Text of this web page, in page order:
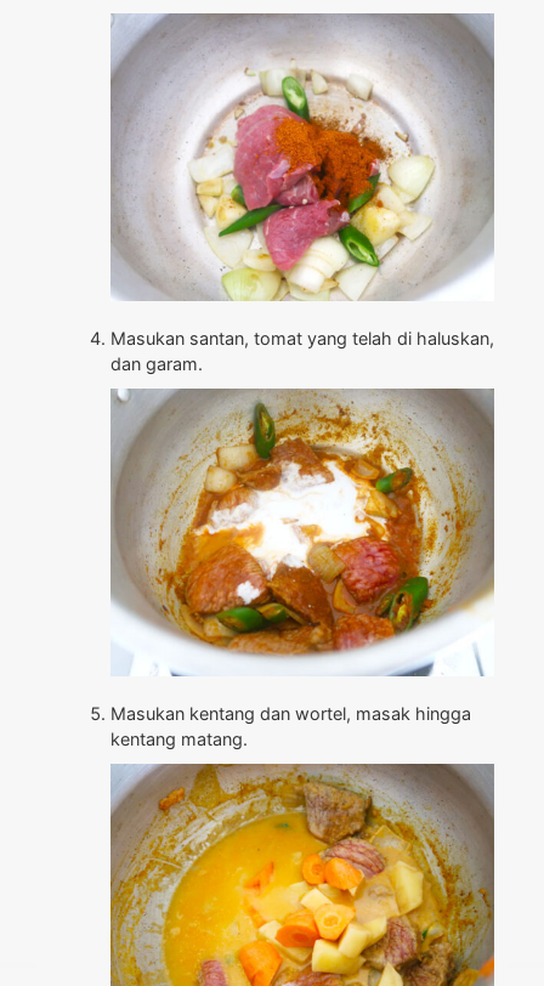
Masukan santan, tomat yang telah di haluskan,
dan garam.
Masukan kentang dan wortel, masak hingga
kentang matang.